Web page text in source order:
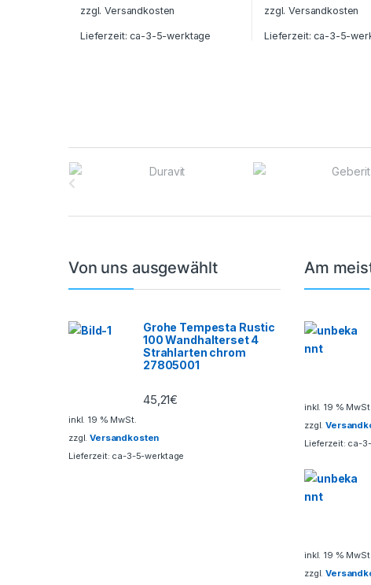
zzgl.Versandkosten
Lieferzeit:ca-3-5-werktage
zzgl.Versandkosten
Lieferzeit:ca-3-5-
Von uns ausgewählt
Grohe Tempesta Rustic
100 Wandhalterset 4
Strahlarten chrom
27805001
45,21€
inkl. 19 % MwSt.
zzgl.Versandkosten
Lieferzeit: ca-3-5-werktage
Am
inkl. 19 % MwSt.
zzgl.
Lieferzeit: ca-
inkl. 19 % MwSt.
zzgl.